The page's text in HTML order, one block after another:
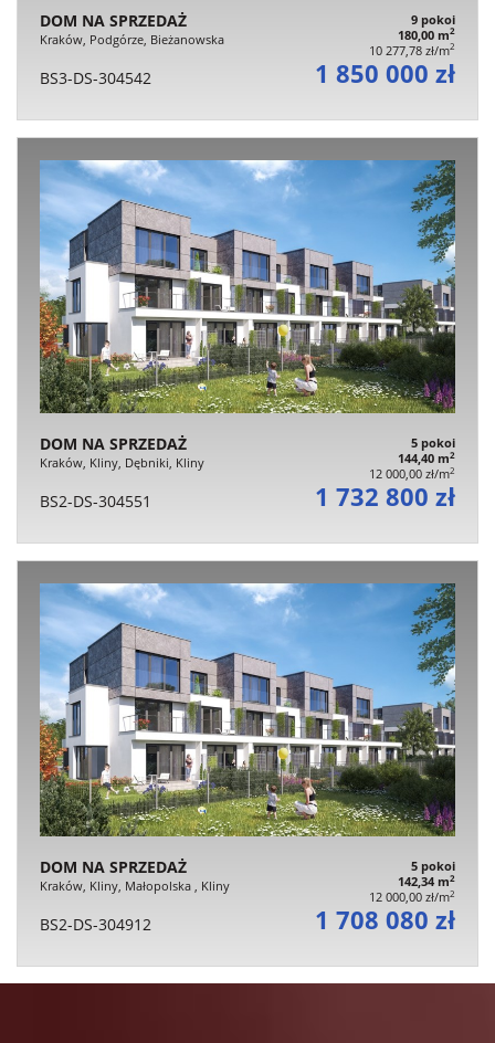
DOM NA SPRZEDAŻ
Kraków, Podgórze, Bieżanowska
9 pokoi
180,00 m2
10 277,78 zł/m2
BS3-DS-304542 1 850 000 zł
DOM NA SPRZEDAŻ
Kraków, Kliny, Dębniki, Kliny
5 pokoi
144,40 m2
12 000,00 zł/m2
BS2-DS-304551 1 732 800 zł
DOM NA SPRZEDAŻ
Kraków, Kliny, Małopolska , Kliny
5 pokoi
142,34 m2
12 000,00 zł/m2
BS2-DS-304912 1 708 080 zł